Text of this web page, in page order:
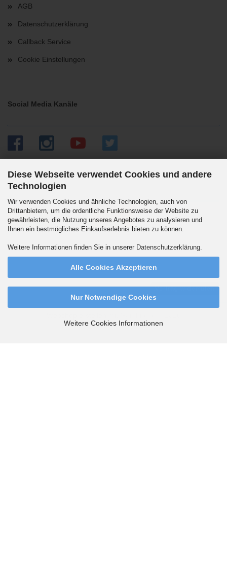
Diese Webseite verwendet Cookies und andere
Technologien
Wir verwenden Cookies und ähnliche Technologien, auch von
Drittanbietern, um die ordentliche Funktionsweise der Website zu
gewährleisten, die Nutzung unseres Angebotes zu analysieren und
Ihnen ein bestmögliches Einkaufserlebnis bieten zu können.
Weitere Informationen finden Sie in unserer Datenschutzerklärung
Alle Cookies Akzeptieren
Nur Notwendige Cookies
Weitere Cookies Informationen
AGB
Datenschutzerklärung
Callback Service
Cookie Einstellungen
Social Media Kanäle
Versandpartner
Wir versenden auch an Packstationen. DHL Standard 5.90 Euro innerhalb
Vertrag widerrufen